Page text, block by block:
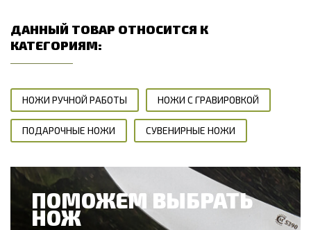
ДАННЫЙ ТОВАР ОТНОСИТСЯ К
КАТЕГОРИЯМ:
НОЖИ РУЧНОЙ РАБОТЫ НОЖИ С ГРАВИРОВКОЙ
ПОДАРОЧНЫЕ НОЖИ СУВЕНИРНЫЕ НОЖИ
ПОМОЖЕМ ВЫБРАТЬ
НОЖ